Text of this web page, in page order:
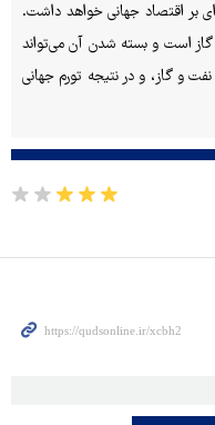
بر اقتصاد جهانی خواهد داشت.
است و بسته شدن آن می‌تواند
و گاز، و در نتیجه تورم جهانی